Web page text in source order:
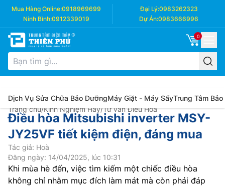
Mua Hàng Online:0918969699 Đại Lý:0983262323
Ninh Bình:0912339019 Dự Án:0983666996
0
Dịch Vụ Sửa Chữa Bảo DưỡngMáy Giặt - Máy SấyTrung Tâm Bảo
Trang chủ/Kinh Nghiệm Hay/Tư vấn Điều Hòa
Điều hòa Mitsubishi inverter MSY-
JY25VF tiết kiệm điện, đáng mua
Tác giả: Hoà
Đăng ngày: 14/04/2025, lúc 10:31
Khi mùa hè đến, việc tìm kiếm một chiếc điều hòa
không chỉ nhằm mục đích làm mát mà còn phải đáp